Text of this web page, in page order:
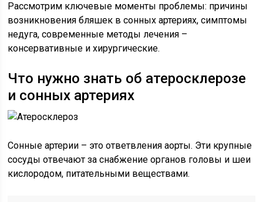
Рассмотрим ключевые моменты проблемы: причины
возникновения бляшек в сонных артериях, симптомы
недуга, современные методы лечения –
консервативные и хирургические.
Что нужно знать об атеросклерозе
и сонных артериях
Сонные артерии – это ответвления аорты. Эти крупные
сосуды отвечают за снабжение органов головы и шеи
кислородом, питательными веществами.